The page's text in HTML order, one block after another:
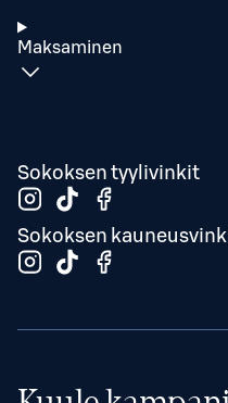
Maksaminen
Sokoksen tyylivinkit
Sokoksen